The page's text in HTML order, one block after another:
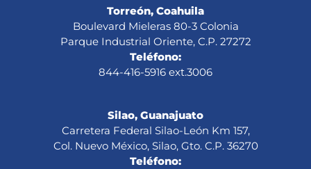
Torreón, Coahuila
Boulevard Mieleras 80-3 Colonia
Parque Industrial Oriente, C.P. 27272
Teléfono:
844-416-5916 ext.3006
Silao, Guanajuato
Carretera Federal Silao-León Km 157,
Col. Nuevo México, Silao, Gto. C.P. 36270
Teléfono: